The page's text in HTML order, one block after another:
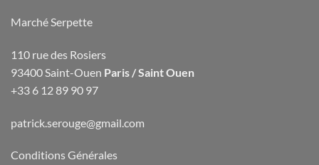
Marché Serpette
110 rue des Rosiers
93400 Saint-Ouen Paris / Saint Ouen
+33 6 12 89 90 97
patrick.serouge@gmail.com
Conditions Générales